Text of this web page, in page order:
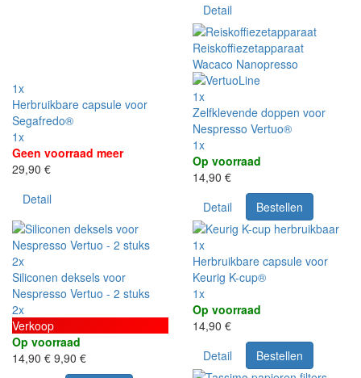
1x
Herbruikbare capsule voor
Segafredo®
1x
Geen voorraad meer
29,90 €
Detail
Detail
Reiskoffiezetapparaat
Wacaco Nanopresso
1x
Zelfklevende doppen voor
Nespresso Vertuo®
1x
Op voorraad
14,90 €
Detail
Bestellen
2x
Siliconen deksels voor
Nespresso Vertuo - 2 stuks
2x
Verkoop
Op voorraad
14,90 € 9,90 €
1x
Herbruikbare capsule voor
Keurig K-cup®
1x
Op voorraad
14,90 €
Detail
Bestellen